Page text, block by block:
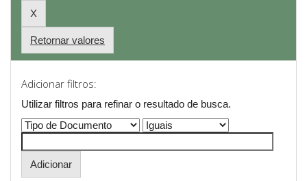
Retornar valores
Adicionar filtros:
Utilizar filtros para refinar o resultado de busca.